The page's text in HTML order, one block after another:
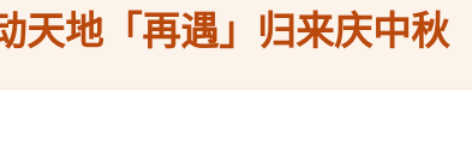
天地「再遇」归来庆中秋